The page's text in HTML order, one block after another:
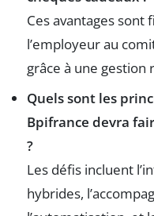
Ces avantages sont
l’employeur au
grâce à une gestion
Quels sont les
Bpifrance devra
?
Les défis incluent
hybrides,